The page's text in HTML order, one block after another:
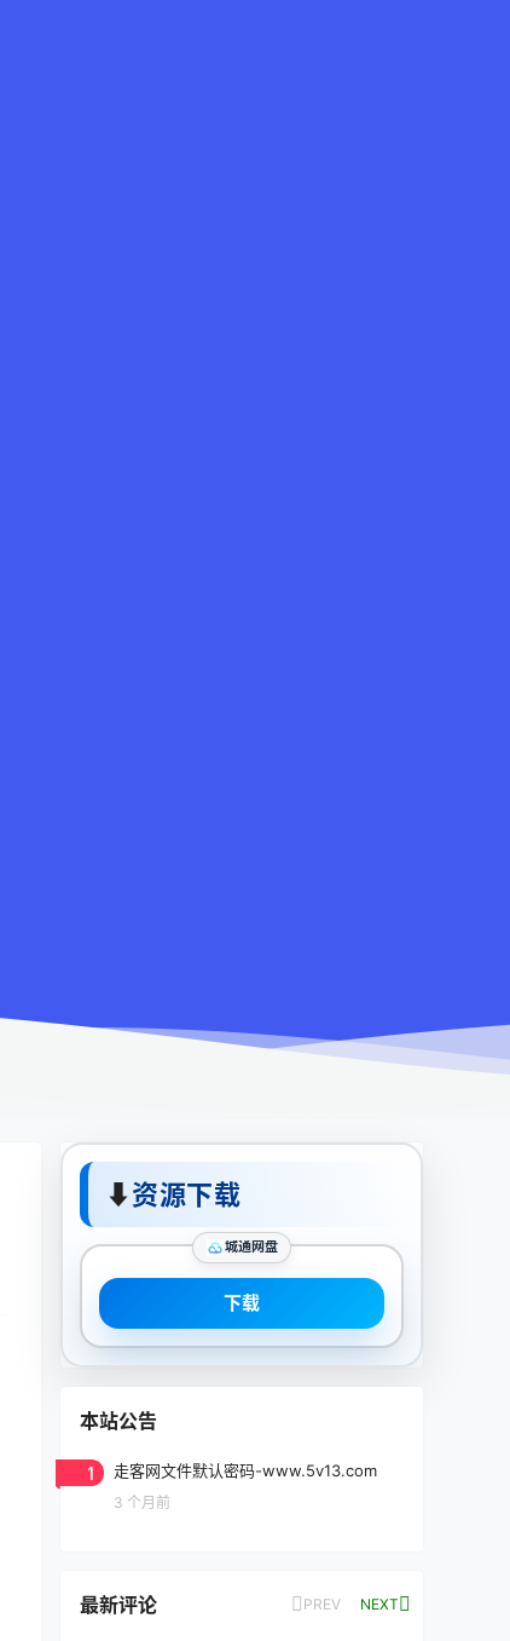
⬇资源下载
城通网盘
下载
本站公告
1 走客网文件默认密码-www.5v13.com
3 个月前
最新评论 PREV NEXT